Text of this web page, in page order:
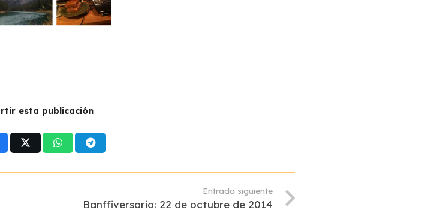
esta publicación
Entrada siguiente
Banffiversario: 22 de octubre de 2014